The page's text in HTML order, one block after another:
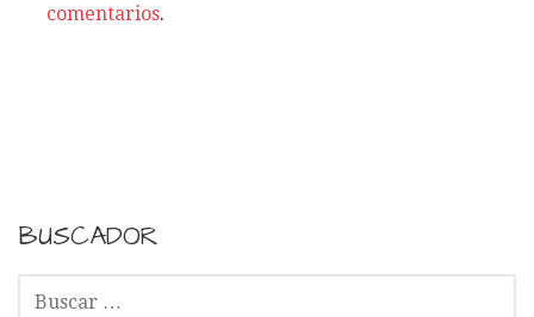
comentarios.
BUSCADOR